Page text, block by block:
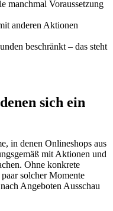
manchmal Voraussetzung
anderen Aktionen
beschränkt – das steht
sich ein
in denen Onlineshops aus
mit Aktionen und
Ohne konkrete
solcher Momente
Angeboten Ausschau